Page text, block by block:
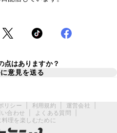
点はありますか？
意見を送る
リシー 利用規約 運営会社
合わせ
よくある質問
理を楽しむために